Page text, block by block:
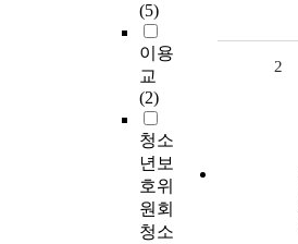
(5)
이용
교
(2)
청소
년보
호위
원회
청소
2